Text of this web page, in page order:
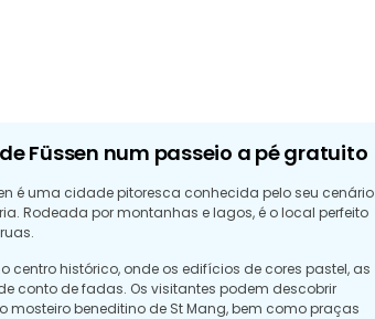
Füssen num passeio a pé gratuito
é uma cidade pitoresca conhecida pelo seu cenário
Rodeada por montanhas e lagos, é o local perfeito
histórico, onde os edifícios de cores pastel, as
conto de fadas. Os visitantes podem descobrir
mosteiro beneditino de St Mang, bem como praças